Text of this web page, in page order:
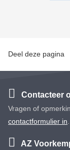
Deel deze pagina
Contacteer
Vragen of
contactformulier in
AZ